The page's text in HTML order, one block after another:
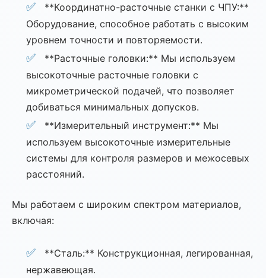
**Координатно-расточные станки с ЧПУ:**
Оборудование, способное работать с высоким
уровнем точности и повторяемости.
**Расточные головки:** Мы используем
высокоточные расточные головки с
микрометрической подачей, что позволяет
добиваться минимальных допусков.
**Измерительный инструмент:** Мы
используем высокоточные измерительные
системы для контроля размеров и межосевых
расстояний.
Мы работаем с широким спектром материалов,
включая:
**Сталь:** Конструкционная, легированная,
нержавеющая.